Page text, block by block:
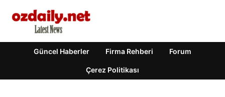
Güncel Haberler Firma Rehberi Forum
Çerez Politikası